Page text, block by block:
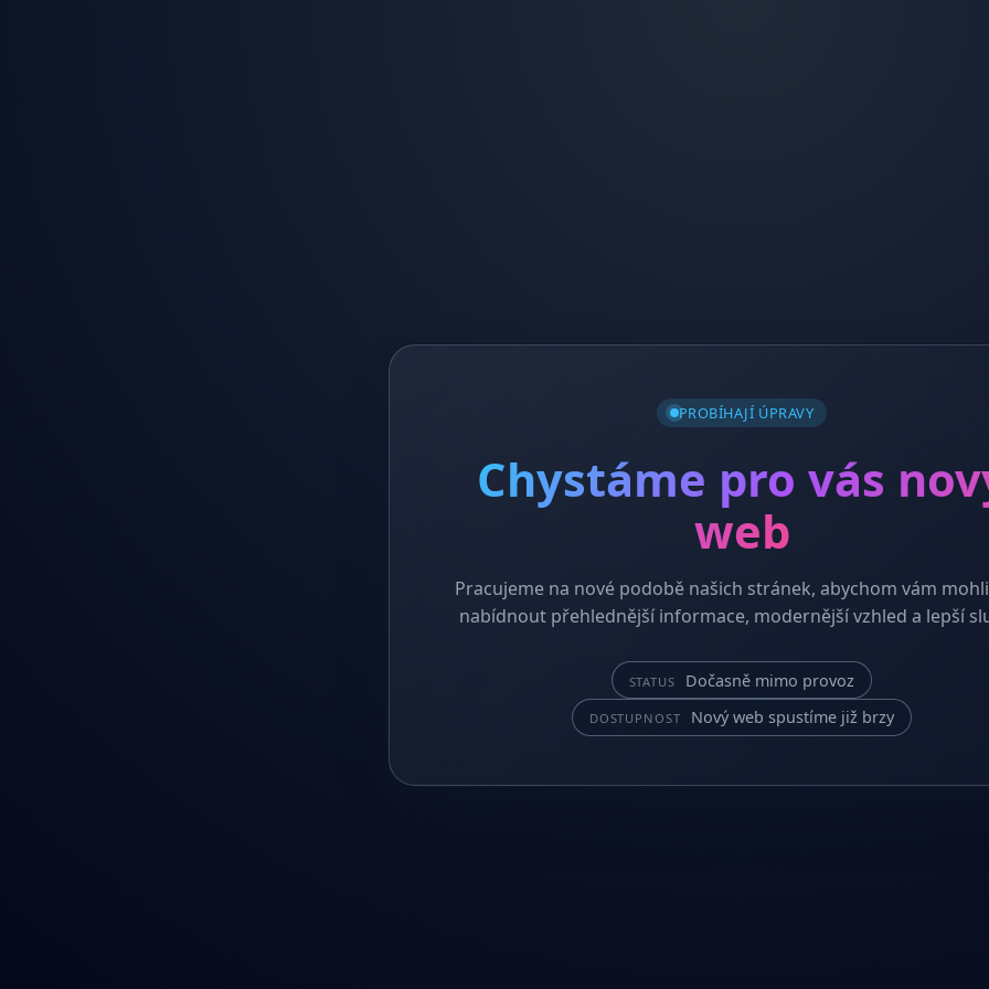
PROBÍHAJÍ ÚPRAVY
Chystáme pro vás
web
Pracujeme na nové podobě našich stránek, abychom vám
nabídnout přehlednější informace, modernější vzhled a lepší
STATUS Dočasně mimo provoz
DOSTUPNOST Nový web spustíme již brzy